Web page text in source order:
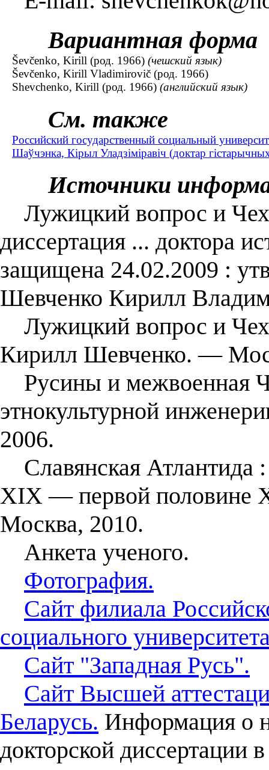
Вариантная форма
Ševčenko, Kirill (род. 1966) (чешский язык)
Ševčenko, Kirill Vladimirovič (род. 1966)
Shevchenko, Kirill (род. 1966) (английский язык)
См. также
Российский государственный социальный
Шаўчэнка, Кірыл Уладзіміравіч (доктар
Источники
Лужицкий вопрос и
диссертация ... доктора
защищена 24.02.2009 :
Шевченко Кирилл
Лужицкий вопрос и
Кирилл Шевченко. —
Русины и межвоенная
этнокультурной
2006.
Славянская Атлантида
XIX — первой
Москва, 2010.
Анкета ученого.
Фотография.
Сайт филиала
социального
Сайт "Западная Русь".
Сайт Высшей
Беларусь. Информация о
докторской диссертации